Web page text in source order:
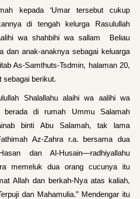
kepada ‘Umar tersebut cukup
di tengah kelurga Rasulullah
wa shahbihi wa sallam Beliau
dan anak-anaknya sebagai keluarga
As-Samthuts-Tsdmin, halaman 20,
sebagai berikut.
Shalallahu alaihi wa aalihi wa
di rumah Ummu Salamah
binti Abu Salamah, tak lama
Az-Zahra r.a. bersama dua
dan Al-Husain—radhiyallahu
memeluk dua orang cucunya itu
Allah dan berkah-Nya atas kaliah,
dan Mahamulia.” Mendengar itu